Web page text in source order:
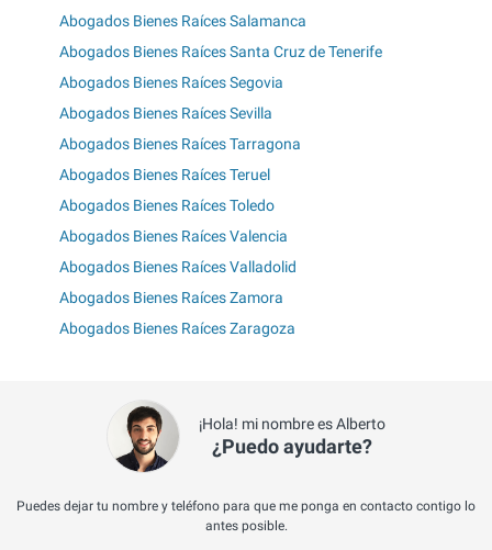
Abogados Bienes Raíces Salamanca
Abogados Bienes Raíces Santa Cruz de Tenerife
Abogados Bienes Raíces Segovia
Abogados Bienes Raíces Sevilla
Abogados Bienes Raíces Tarragona
Abogados Bienes Raíces Teruel
Abogados Bienes Raíces Toledo
Abogados Bienes Raíces Valencia
Abogados Bienes Raíces Valladolid
Abogados Bienes Raíces Zamora
Abogados Bienes Raíces Zaragoza
¡Hola! mi nombre es Alberto
¿Puedo ayudarte?
Puedes dejar tu nombre y teléfono para que me ponga en contacto contigo lo
antes posible.